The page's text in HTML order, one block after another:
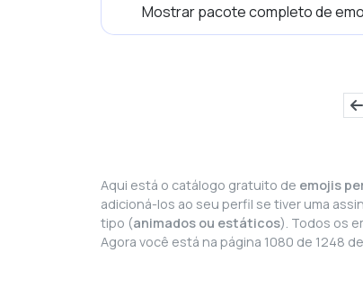
Mostrar pacote completo de
Aqui está o catálogo gratuito de emojis
adicioná-los ao seu perfil se tiver uma
tipo (animados ou estáticos). Todos os
Agora você está na página 1080 de 1248